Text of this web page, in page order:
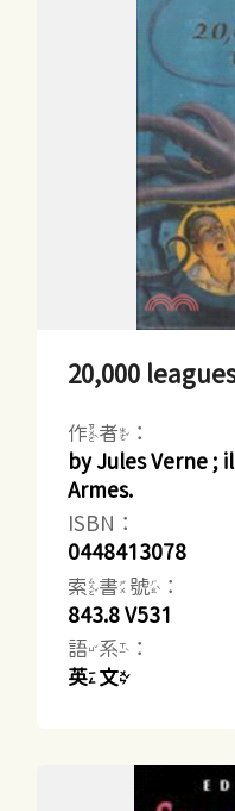
20,000
作者：
by Jules Verne ;
Armes.
ISBN：
0448413078
索書號：
843.8 V531
語系：
英文